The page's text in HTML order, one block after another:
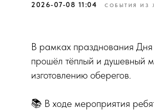
2026-07-08 11:04 СОБЫТИЯ ИЗ
В рамках празднования
прошёл тёплый и душевный
изготовлению оберегов.
📚 В ходе мероприятия